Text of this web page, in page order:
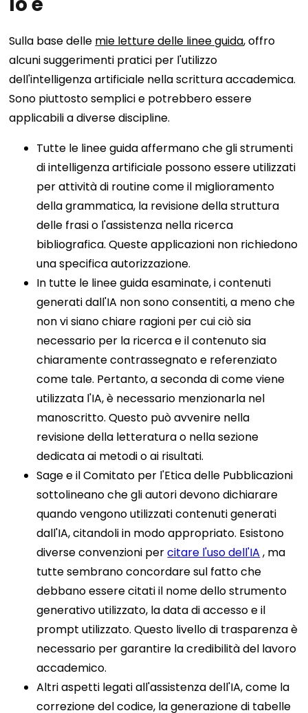
Sulla base delle mie letture delle linee guida, offro
alcuni suggerimenti pratici per l'utilizzo
dell'intelligenza artificiale nella scrittura accademica.
Sono piuttosto semplici e potrebbero essere
applicabili a diverse discipline.
Tutte le linee guida affermano che gli strumenti
di intelligenza artificiale possono essere utilizzati
per attività di routine come il miglioramento
della grammatica, la revisione della struttura
delle frasi o l'assistenza nella ricerca
bibliografica. Queste applicazioni non richiedono
una specifica autorizzazione.
In tutte le linee guida esaminate, i contenuti
generati dall'IA non sono consentiti, a meno che
non vi siano chiare ragioni per cui ciò sia
necessario per la ricerca e il contenuto sia
chiaramente contrassegnato e referenziato
come tale. Pertanto, a seconda di come viene
utilizzata l'IA, è necessario menzionarla nel
manoscritto. Questo può avvenire nella
revisione della letteratura o nella sezione
dedicata ai metodi o ai risultati.
Sage e il Comitato per l'Etica delle Pubblicazioni
sottolineano che gli autori devono dichiarare
quando vengono utilizzati contenuti generati
dall'IA, citandoli in modo appropriato. Esistono
diverse convenzioni percitare l'uso dell'IA , ma
tutte sembrano concordare sul fatto che
debbano essere citati il ​​nome dello strumento
generativo utilizzato, la data di accesso e il
prompt utilizzato. Questo livello di trasparenza è
necessario per garantire la credibilità del lavoro
accademico.
Altri aspetti legati all'assistenza dell'IA, come la
correzione del codice, la generazione di tabelle